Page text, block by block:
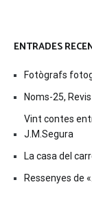
ENTRADES
Fotògrafs
Noms-25,
Vint contes
J.M.Segura
La casa del
Ressenyes de